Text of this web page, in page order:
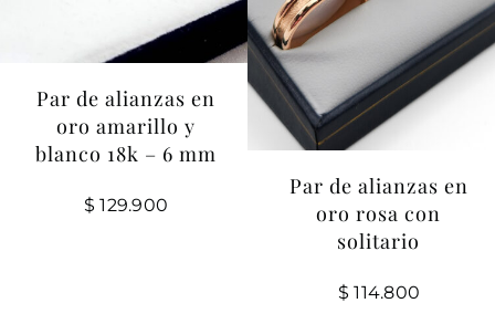
Par de alianzas en
oro amarillo y
blanco 18k – 6 mm
$ 129.900
Par de alianzas en
oro rosa con
solitario
$ 114.800